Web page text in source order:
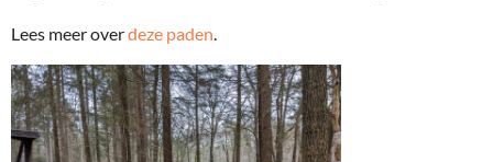
Lees meer overdeze paden